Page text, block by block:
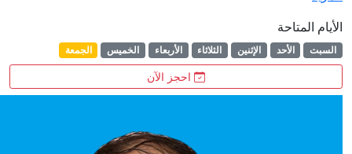
الإثنين الثلاثاء الأربعاء الخميس الجمعة